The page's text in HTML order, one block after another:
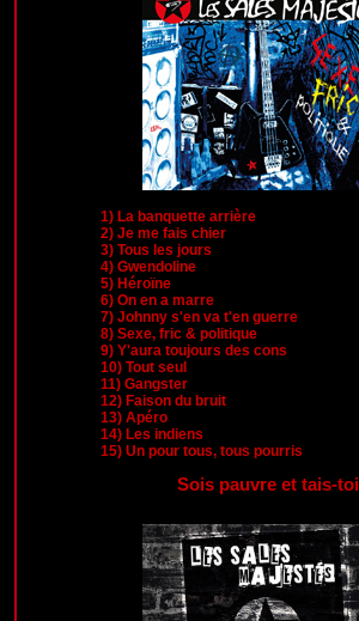
1) La banquette arrière
2) Je me fais chier
3) Tous les jours
4) Gwendoline
5) Héroïne
6) On en a marre
7) Johnny s'en va t'en guerre
8) Sexe, fric & politique
9) Y'aura toujours des cons
10) Tout seul
11) Gangster
12) Faison du bruit
13) Apéro
14) Les indiens
15) Un pour tous, tous pourris
Sois pauvre et tais-toi